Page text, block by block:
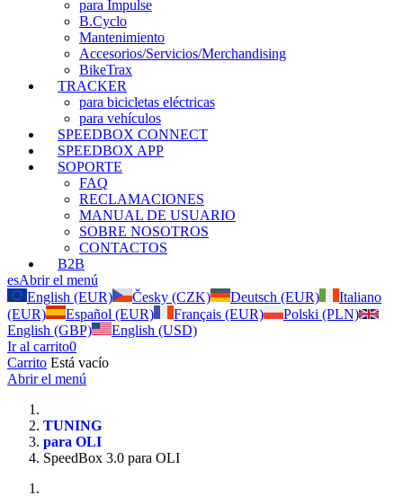
para Impulse
B.Cyclo
Mantenimiento
Accesorios/Servicios/Merchandising
BikeTrax
TRACKER
para bicicletas eléctricas
para vehículos
SPEEDBOX CONNECT
SPEEDBOX APP
SOPORTE
FAQ
RECLAMACIONES
MANUAL DE USUARIO
SOBRE NOSOTROS
CONTACTOS
B2B
esAbrir el menú
English (EUR)
Česky (CZK) Deutsch (EUR)
Italiano
(EUR)
Español (EUR) Français (EUR)
Polski (PLN)
English (GBP)
English (USD)
Ir al carrito0
Carrito Está vacío
Abrir el menú
TUNING
para OLI
SpeedBox 3.0 para OLI